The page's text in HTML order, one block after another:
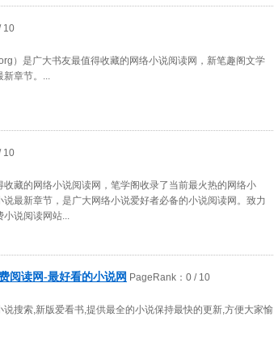
10
）是广大书友最值得收藏的网络小说阅读网，新笔趣阁文学
章节。
10
藏的网络小说阅读网，笔学阁收录了当前最火热的网络小
最新章节，是广大网络小说爱好者必备的小说阅读网。致力
小说阅读网站
阅读网-最好看的小说网 PageRank： 0 / 10
搜索,新版爱看书,提供最全的小说保持最快的更新,方便大家愉